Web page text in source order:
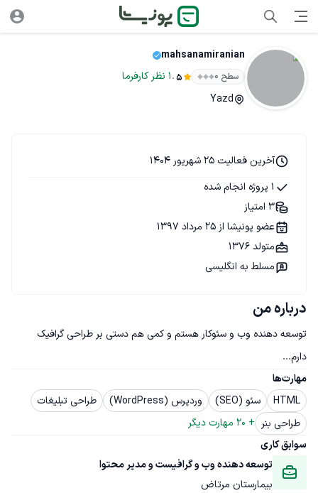
mahsanamiranian
سطح ۰ 5
.
1 نظر کارفرما
Yazd
درباره من
توسعه دهنده وب و سئوکار هستم و کمی هم دستی بر طراحی گرافیک
دارم...
مهارت‌ها
HTML
سئو (SEO) وردپرس (WordPress)
طراحی تبلیغات
طراحی بنر +
20 مهارت دیگر
سوابق کاری
توسعه دهنده وب و گرافیست و مدیر محتوا
بیمارستان مرتاض
آخرین فعالیت 25 شهریور 1404
1 پروژه انجام شده
3 امتیاز
عضو پونیشا از 25 مرداد 1397
متولد 1376
مسلط به انگلیسی